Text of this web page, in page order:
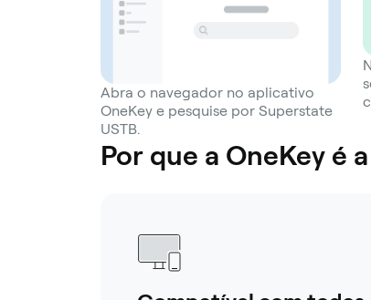
Abra o navegador no aplicativo
OneKey e pesquise por Superstate
USTB.
Por que a OneKey é